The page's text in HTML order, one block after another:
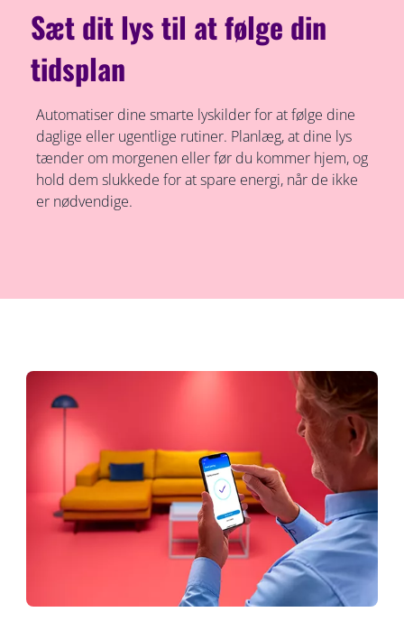
Sæt dit lys til at følge din
tidsplan
Automatiser dine smarte lyskilder for at følge dine
daglige eller ugentlige rutiner. Planlæg, at dine lys
tænder om morgenen eller før du kommer hjem, og
hold dem slukkede for at spare energi, når de ikke
er nødvendige.